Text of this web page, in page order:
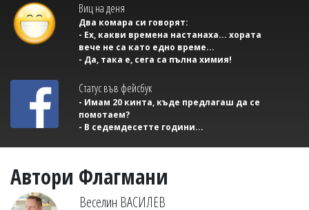
Виц на деня
Два комара си говорят:
- Ех, какви времена настанаха... хората
вече не са като едно време...
- Да, така е, сега са пълна химия!
Статус във фейсбук
- Имам 20 кинта, къде предлагаш да се
помотаем?
- В седемдесетте години...
Автори Флагмани
Веселин ВАСИЛЕВ